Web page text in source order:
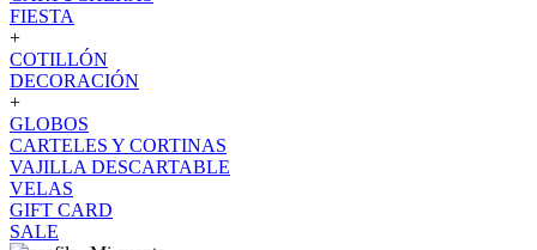
FIESTA
+
COTILLÓN
DECORACIÓN
+
GLOBOS
CARTELES Y CORTINAS
VAJILLA DESCARTABLE
VELAS
GIFT CARD
SALE